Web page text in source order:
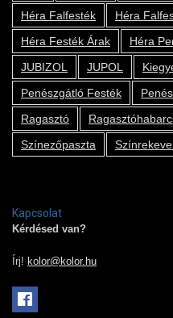
Héra Falfesték
Héra
Héra Festék Árak
Héra
JUBIZOL
JUPOL
Penészgátló Festék
Ragasztó
Színezőpaszta
Kapcsolat
Kérdésed van?
Írj! kolor@kolor.hu